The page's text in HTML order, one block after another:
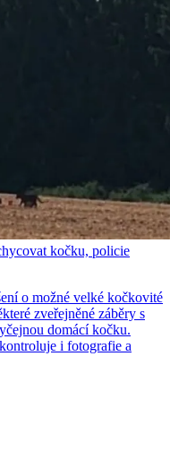
kočku, policie
o možné velké kočkovité
zveřejněné záběry s
domácí kočku.
i fotografie a